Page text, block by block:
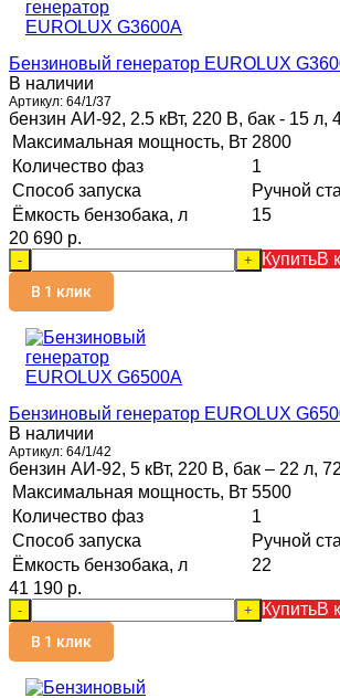
Бензиновый генератор EUROLUX
В наличии
Артикул: 64/1/37
бензин АИ-92, 2.5 кВт, 220 В, бак - 15 л,
Максимальная мощность, Вт 2800
Количество фаз
1
Способ запуска
Ручной
Ёмкость бензобака, л
15
20 690 p.
- + КупитьВ
В 1 клик
Бензиновый генератор EUROLUX
В наличии
Артикул: 64/1/42
бензин АИ-92, 5 кВт, 220 В, бак – 22 л,
Максимальная мощность, Вт 5500
Количество фаз
1
Способ запуска
Ручной
Ёмкость бензобака, л
22
41 190 p.
- + КупитьВ
В 1 клик